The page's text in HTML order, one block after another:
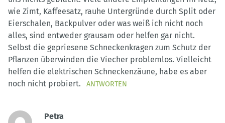
wie Zimt, Kaffeesatz, rauhe Untergründe durch Split oder
Eierschalen, Backpulver oder was weiß ich nicht noch
alles, sind entweder grausam oder helfen gar nicht.
Selbst die gepriesene Schneckenkragen zum Schutz der
Pflanzen überwinden die Viecher problemlos. Vielleicht
helfen die elektrischen Schneckenzäune, habe es aber
noch nicht probiert.
ANTWORTEN
Petra